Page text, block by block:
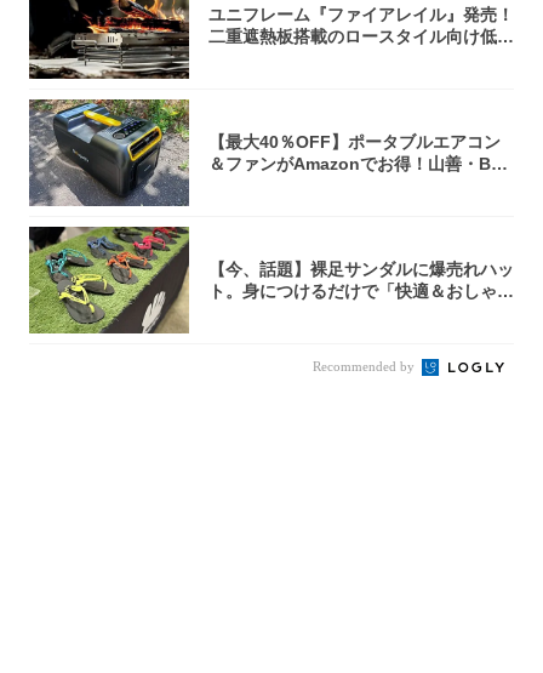
ユニフレーム『ファイアレイル』発売！
二重遮熱板搭載のロースタイル向け低型
【最大40％OFF】ポータブルエアコン
＆ファンがAmazonでお得！山善・Bo
【今、話題】裸足サンダルに爆売れハッ
ト。身につけるだけで「快適＆おしゃ
Recommended by